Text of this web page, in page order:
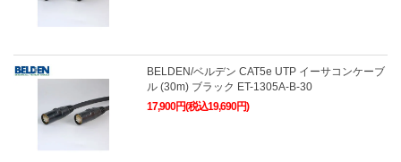
BELDEN/ベルデン CAT5e UTP イーサコンケーブ
ル (30m) ブラック ET-1305A-B-30
17,900円(税込19,690円)